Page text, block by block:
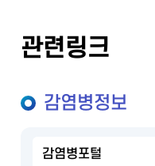
관련링크
감염병정보
감염병포털